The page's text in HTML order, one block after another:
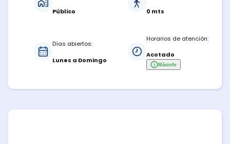
Público
0 mts
Días abiertos:
Lunes a Domingo
Horarios de atención:
Acotado
Másinfo